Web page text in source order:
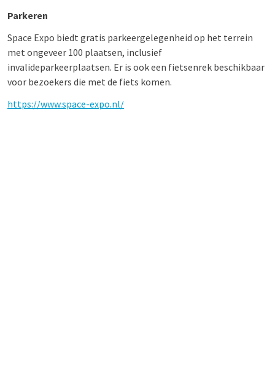
Parkeren
Space Expo biedt gratis parkeergelegenheid op het terrein
met ongeveer 100 plaatsen, inclusief
invalideparkeerplaatsen. Er is ook een fietsenrek beschikbaar
voor bezoekers die met de fiets komen.
https://www.space-expo.nl/